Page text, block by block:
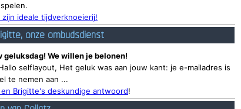
ideale tijdverknoeierij!
onze ombudsdienst
geluksdag! We willen je belonen!
Hallo selflayout, Het geluk was aan jouw kant: je e-mailadres is
te nemen aan ...
Brigitte's deskundige antwoord!